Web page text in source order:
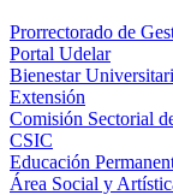
Prorrectorado de
Portal Udelar
Bienestar
Extensión
Comisión Sectorial
CSIC
Educación
Área Social y